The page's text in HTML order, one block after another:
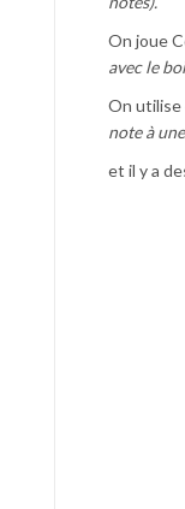
On joue
avec le
On utilise
note à
et il y a